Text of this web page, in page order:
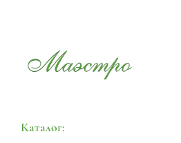
Каталог: